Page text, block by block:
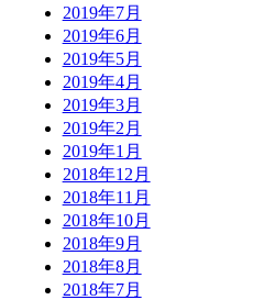
2019年7月
2019年6月
2019年5月
2019年4月
2019年3月
2019年2月
2019年1月
2018年12月
2018年11月
2018年10月
2018年9月
2018年8月
2018年7月